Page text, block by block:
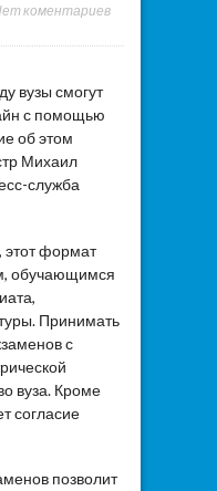
коментариев
вузы смогут
с помощью
об этом
Михаил
служба
этот формат
обучающимся
Принимать
с
вуза. Кроме
согласие
позволит